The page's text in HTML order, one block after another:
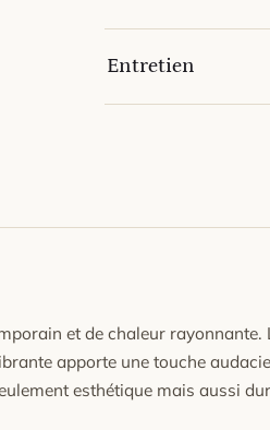
Entretien
Évitez l'humidité
et de chaleur rayonnante.
apporte une touche
esthétique mais aussi